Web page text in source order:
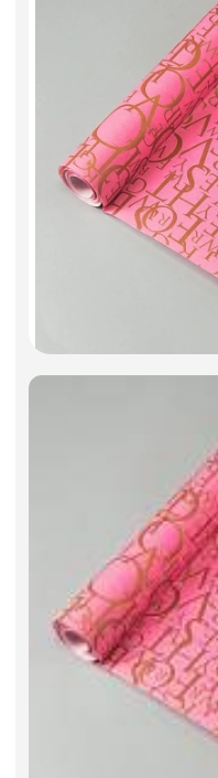
Изделия из металла
Сухоцветы